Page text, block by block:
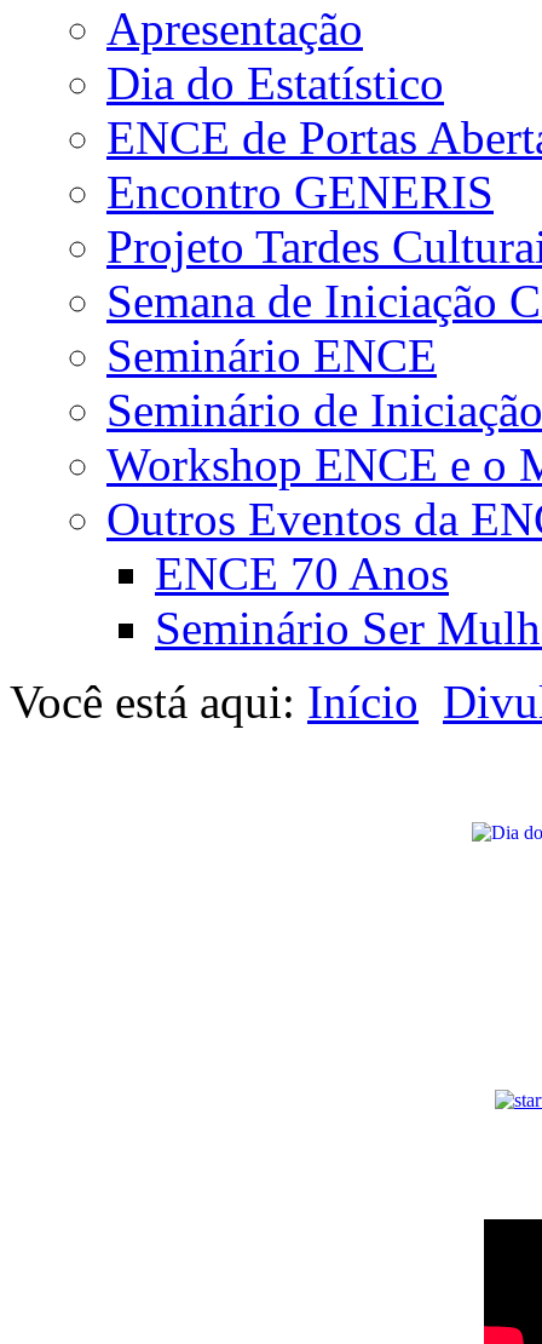
Apresentação
Dia do Estatístico
ENCE de Portas
Encontro GENERIS
Projeto Tardes
Semana de Iniciação
Seminário ENCE
Seminário de
Workshop ENCE e o
Outros Eventos da
ENCE 70 Anos
Seminário Ser
Você está aqui: Início